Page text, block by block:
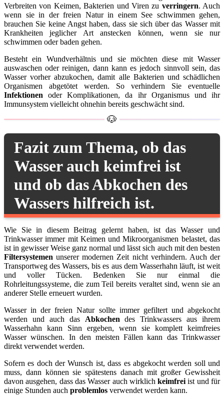
Verbreiten von Keimen, Bakterien und Viren zu verringern. Auch
wenn sie in der freien Natur in einem See schwimmen gehen,
brauchen Sie keine Angst haben, dass sie sich über das Wasser mit
Krankheiten jeglicher Art anstecken können, wenn sie nur
schwimmen oder baden gehen.
Besteht ein Wundverhältnis und sie möchten diese mit Wasser
auswaschen oder reinigen, dann kann es jedoch sinnvoll sein, das
Wasser vorher abzukochen, damit alle Bakterien und schädlichen
Organismen abgetötet werden. So verhindern Sie eventuelle
Infektionen oder Komplikationen, da ihr Organismus und ihr
Immunsystem vielleicht ohnehin bereits geschwächt sind.
Fazit zum Thema, ob das
Wasser auch keimfrei ist
und ob das Abkochen des
Wassers hilfreich ist.
Wie Sie in diesem Beitrag gelernt haben, ist das Wasser und
Trinkwasser immer mit Keimen und Mikroorganismen belastet, das
ist in gewisser Weise ganz normal und lässt sich auch mit den besten
Filtersystemen unserer modernen Zeit nicht verhindern. Auch der
Transportweg des Wassers, bis es aus dem Wasserhahn läuft, ist weit
und voller Tücken. Bedenken Sie nur einmal die
Rohrleitungssysteme, die zum Teil bereits veraltet sind, wenn sie an
anderer Stelle erneuert wurden.
Wasser in der freien Natur sollte immer gefiltert und abgekocht
werden und auch das Abkochen des Trinkwassers aus ihrem
Wasserhahn kann Sinn ergeben, wenn sie komplett keimfreies
Wasser wünschen. In den meisten Fällen kann das Trinkwasser
direkt verwendet werden.
Sofern es doch der Wunsch ist, dass es abgekocht werden soll und
muss, dann können sie spätestens danach mit großer Gewissheit
davon ausgehen, dass das Wasser auch wirklichkeimfrei ist und für
einige Stunden auch problemlos verwendet werden kann.